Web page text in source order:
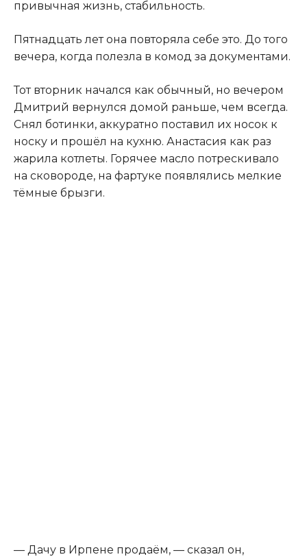
привычная жизнь, стабильность.
Пятнадцать лет она повторяла себе это. До того
вечера, когда полезла в комод за документами.
Тот вторник начался как обычный, но вечером
Дмитрий вернулся домой раньше, чем всегда.
Снял ботинки, аккуратно поставил их носок к
носку и прошёл на кухню. Анастасия как раз
жарила котлеты. Горячее масло потрескивало
на сковороде, на фартуке появлялись мелкие
тёмные брызги.
— Дачу в Ирпене продаём, — сказал он,